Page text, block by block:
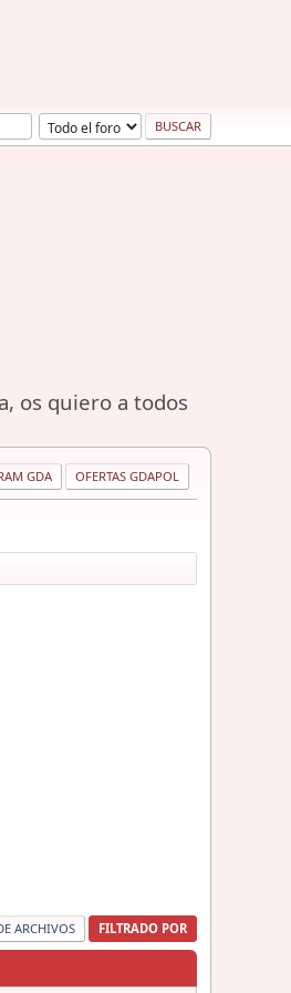
os quiero a todos
GDA OFERTAS GDAPOL
ARCHIVOS FILTRADO POR